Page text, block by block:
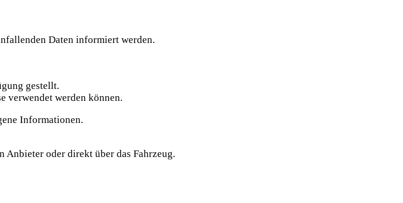
Daten informiert werden.
gestellt.
verwendet werden können.
Informationen.
oder direkt über das Fahrzeug.